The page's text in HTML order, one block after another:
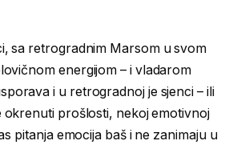
sa retrogradnim Marsom u svom
energijom – i vladarom
i u retrogradnoj je sjenci – ili
okrenuti prošlosti, nekoj emotivnoj
pitanja emocija baš i ne zanimaju u